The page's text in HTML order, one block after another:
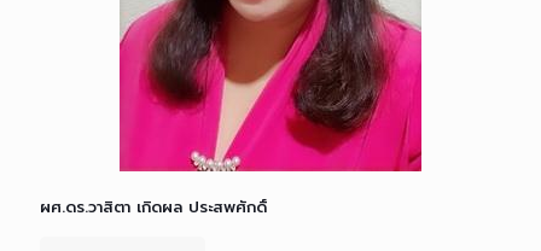
ผศ.ดร.วาสิตา เกิดผล ประสพศักดิ์